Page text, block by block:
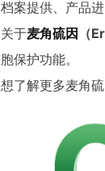
档案提供、产品
关于麦角硫因 （
胞保护功能。
想了解更多麦角